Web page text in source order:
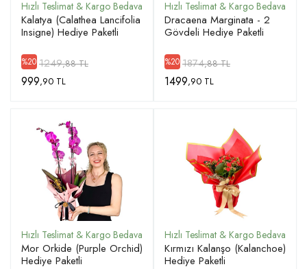
Kalatya (Calathea Lancifolia
Insigne) Hediye Paketli
%20 1249,88 TL
999,90 TL
Dracaena Marginata - 2
Gövdeli Hediye Paketli
%20 1874,88 TL
1499,90 TL
Mor Orkide (Purple Orchid)
Hediye Paketli
Kırmızı Kalanşo (Kalanchoe)
Hediye Paketli